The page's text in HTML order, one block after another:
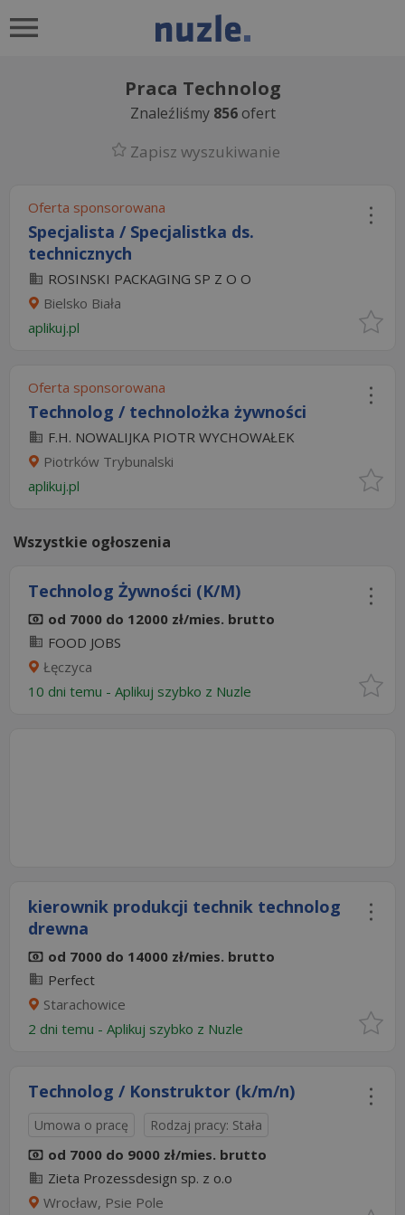
Praca Technolog
Znaleźliśmy 856ofert
Zapisz wyszukiwanie
Oferta sponsorowana
Specjalista / Specjalistka ds.
technicznych
ROSINSKI PACKAGING SP Z O O
Bielsko Biała
aplikuj.pl
Oferta sponsorowana
Technolog / technolożka żywności
F.H. NOWALIJKA PIOTR WYCHOWAŁEK
Piotrków Trybunalski
aplikuj.pl
Wszystkie ogłoszenia
Technolog Żywności (K/M)
od 7000 do 12000 zł/mies. brutto
FOOD JOBS
Łęczyca
10 dni temu - Aplikuj szybko z Nuzle
kierownik produkcji technik technolog
drewna
od 7000 do 14000 zł/mies. brutto
Perfect
Starachowice
2 dni temu - Aplikuj szybko z Nuzle
Technolog / Konstruktor (k/m/n)
Umowa o pracę Rodzaj pracy: Stała
od 7000 do 9000 zł/mies. brutto
Zieta Prozessdesign sp. z o.o
Wrocław, Psie Pole